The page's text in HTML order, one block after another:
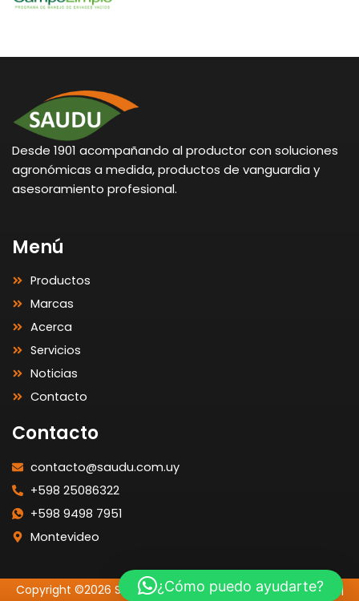
Desde 1901 acompañando al productor con soluciones
agronómicas a medida, productos de vanguardia y
asesoramiento profesional.
Menú
Productos
Marcas
Acerca
Servicios
Noticias
Contacto
Contacto
contacto@saudu.com.uy
+598 25086322
+598 9498 7951
Montevideo
Copyright ©2026 SAUDU | Todos los Derechos Reservados |
¿Cómo puedo ayudarte?